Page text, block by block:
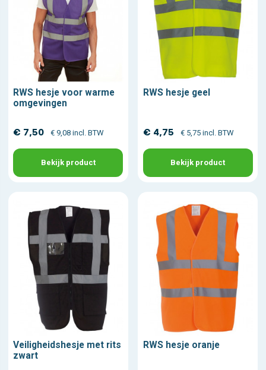
RWS hesje voor warme
omgevingen
€ 7,50 € 9,08 incl. BTW
Bekijk product
RWS hesje geel
€ 4,75 € 5,75 incl. BTW
Bekijk product
Veiligheidshesje met rits
zwart
RWS hesje oranje